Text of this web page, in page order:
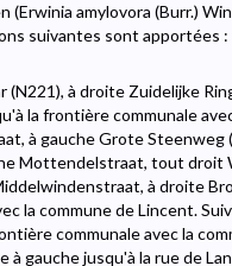
amylovora (Burr.)
suivantes sont apportées :
à droite Zuidelijke
la frontière communale
à gauche Grote Steenweg
Mottendelstraat, tout
à droite
la commune de Lincent.
communale avec la
gauche jusqu'à la rue de